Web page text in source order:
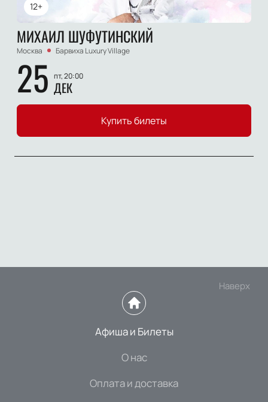
12+
МИХАИЛ ШУФУТИНСКИЙ
Москва Барвиха Luxury Village
25 пт, 20:00
ДЕК
Купить билеты
Наверх
Афиша и Билеты
О нас
Оплата и доставка